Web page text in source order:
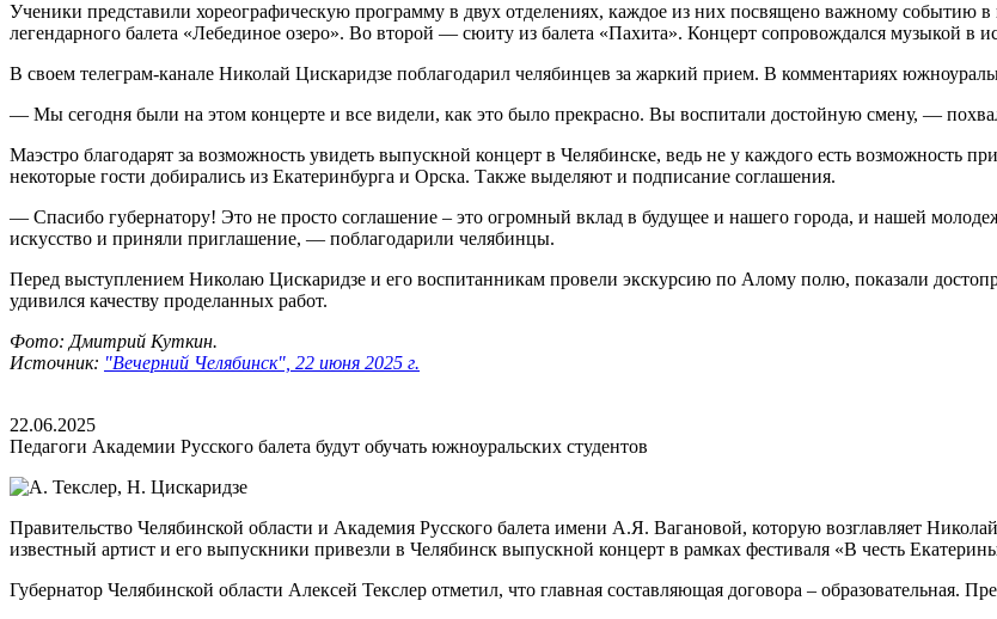
Ученики представили хореографическую программу в двух отделениях, каждое из них посвящено важному событию
легендарного балета «Лебединое озеро». Во второй — сюиту из балета «Пахита». Концерт сопровождался музыкой в
В своем телеграм-канале Николай Цискаридзе поблагодарил челябинцев за жаркий прием. В комментариях
— Мы сегодня были на этом концерте и все видели, как это было прекрасно. Вы воспитали достойную смену, —
Маэстро благодарят за возможность увидеть выпускной концерт в Челябинске, ведь не у каждого есть возможность
некоторые гости добирались из Екатеринбурга и Орска. Также выделяют и подписание соглашения.
— Спасибо губернатору! Это не просто соглашение – это огромный вклад в будущее и нашего города, и нашей
искусство и приняли приглашение, — поблагодарили челябинцы.
Перед выступлением Николаю Цискаридзе и его воспитанникам провели экскурсию по Алому полю, показали
удивился качеству проделанных работ.
Фото: Дмитрий Куткин.
Источник: "Вечерний Челябинск", 22 июня 2025 г.
22.06.2025
Педагоги Академии Русского балета будут обучать южноуральских студентов
Правительство Челябинской области и Академия Русского балета имени А.Я. Вагановой, которую возглавляет
известный артист и его выпускники привезли в Челябинск выпускной концерт в рамках фестиваля «В честь
Губернатор Челябинской области Алексей Текслер отметил, что главная составляющая договора – образовательная.